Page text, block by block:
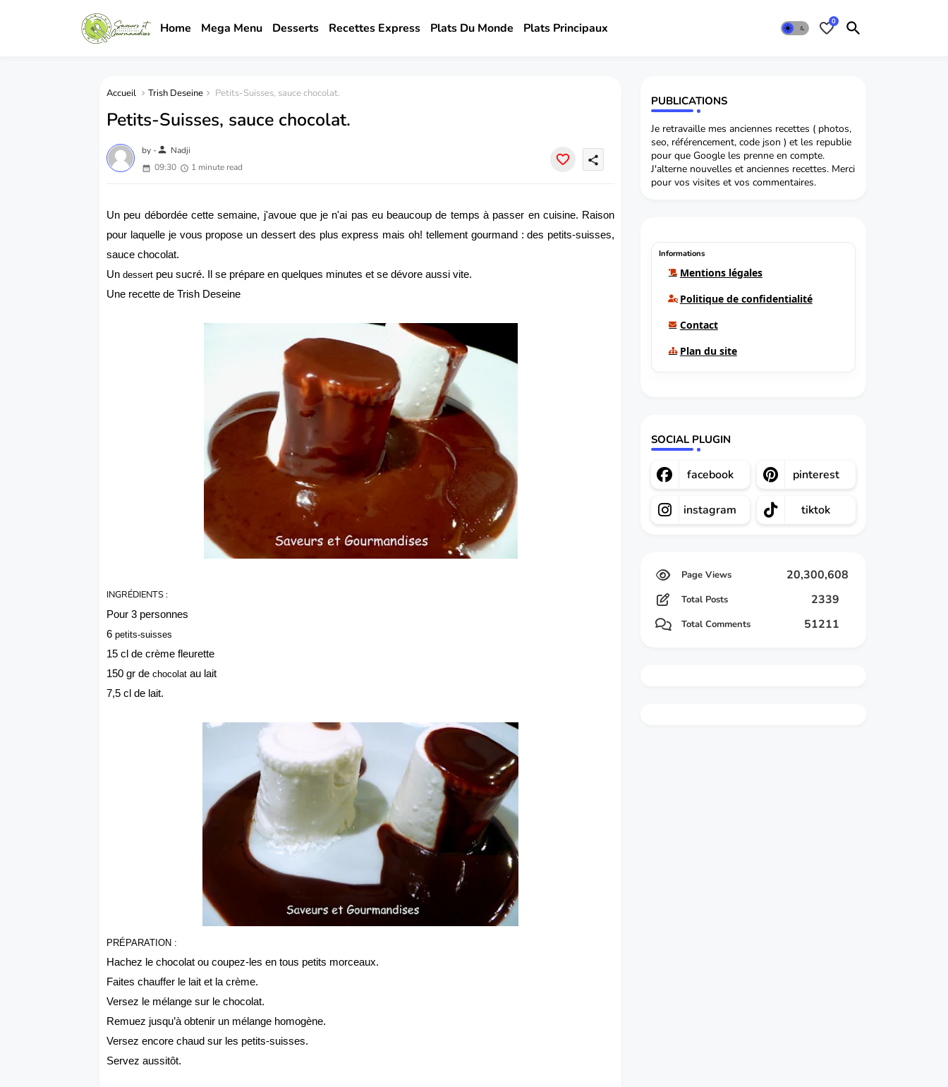
Home Mega Menu Desserts Recettes Express Plats Du Monde Plats Principaux 0
Accueil Trish Deseine Petits-Suisses, sauce chocolat.
Petits-Suisses, sauce chocolat.
by -person Nadji
09:30
1 minute read
share
Un peu débordée cette semaine, j'avoue que je n'ai pas eu beaucoup de temps à passer en cuisine. Raison
pour laquelle je vous propose un dessert des plus express mais oh! tellement gourmand : des petits-suisses,
sauce chocolat.
Undessert peu sucré. Il se prépare en quelques minutes et se dévore aussi vite.
Une recette de Trish Deseine
INGRÉDIENTS :
Pour 3 personnes
6petits-suisses
15 cl de crème fleurette
150 gr dechocolat au lait
7,5 cl de lait.
PRÉPARATION :
Hachez le chocolat ou coupez-les en tous petits morceaux.
Faites chauffer le lait et la crème.
Versez le mélange sur le chocolat.
Remuez jusqu’à obtenir un mélange homogène.
Versez encore chaud sur les petits-suisses.
Servez aussitôt.
PUBLICATIONS
Je retravaille mes anciennes recettes ( photos,
seo, référencement, code json ) et les republie
pour que Google les prenne en compte.
J'alterne nouvelles et anciennes recettes. Merci
pour vos visites et vos commentaires.
Informations
Mentions légales
Politique de confidentialité
Contact
Plan du site
SOCIAL PLUGIN
facebook pinterest
instagram tiktok
20,300,608
Total Posts 2339
Total Comments 51211